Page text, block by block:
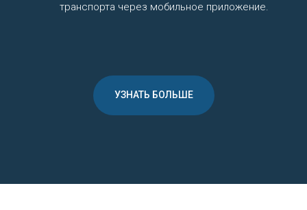
транспорта через мобильное приложение.
УЗНАТЬ БОЛЬШЕ